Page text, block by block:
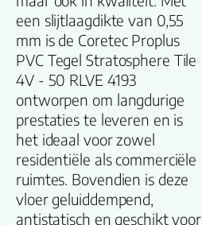
een slijtlaagdikte van 0,55
mm is de Coretec Proplus
PVC Tegel Stratosphere Tile
4V - 50 RLVE 4193
ontworpen om langdurige
prestaties te leveren en is
het ideaal voor zowel
residentiële als commerciële
ruimtes. Bovendien is deze
vloer geluiddempend,
antistatisch en geschikt voor